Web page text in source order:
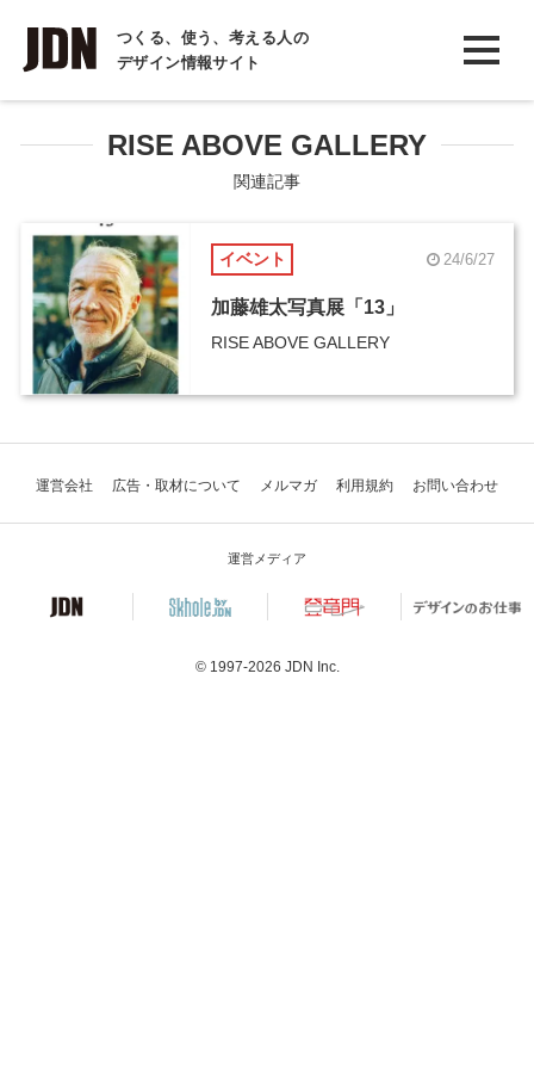
つくる、使う、考える人の
デザイン情報サイト
INTERVIEW
インタビュー
REPORT
COLUMN
コラム
RISE ABOVE GALLERY
関連記事
イベント 24/6/27
加藤雄太写真展「13」
RISE ABOVE GALLERY
運営会社 広告・取材について メルマガ 利用規約 お問い合わせ
運営メディア
© 1997-2026 JDN Inc.